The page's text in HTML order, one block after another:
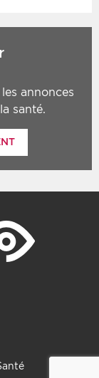
annonces
santé.